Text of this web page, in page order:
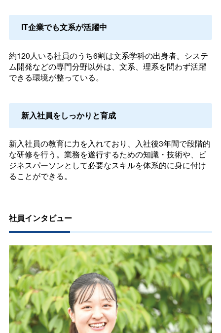
IT企業でも文系が活躍中
約120人いる社員のうち6割は文系学科の出身者。システ
ム開発などの専門分野以外は、文系、理系を問わず活躍
できる環境が整っている。
新入社員をしっかりと育成
新入社員の教育に力を入れており、入社後3年間で段階的
な研修を行う。業務を遂行するための知識・技術や、ビ
ジネスパーソンとして必要なスキルを体系的に身に付け
ることができる。
社員インタビュー